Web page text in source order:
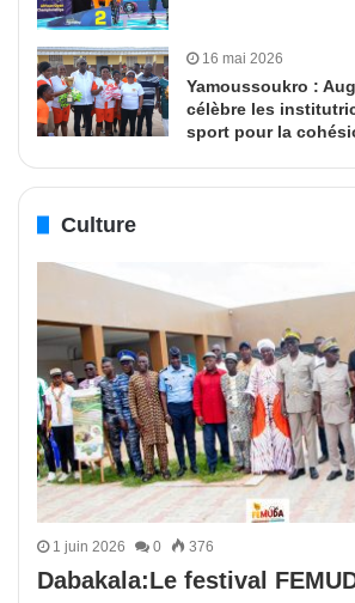
16 mai 2026
Yamoussoukro :
célèbre les
sport pour la
Culture
1 juin 2026 0 376
Dabakala:Le festival